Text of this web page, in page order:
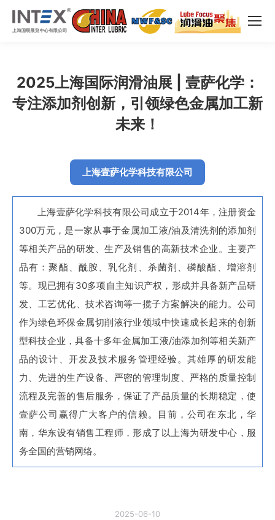
2025上海国际润滑油展 | 壹萨化学：
专注添加剂创新，引领绿色金属加工新
未来！
上海壹萨化学科技有限公司
上海壹萨化学科技有限公司成立于2014年，注册资金
300万元，是一家从事于金属加工液/油及清洗剂的添加剂
等相关产品的研发、生产及销售的高新技术企业。主要产
品有：聚酯、酰胺、乳化剂、杀菌剂、磷酸酯、增溶剂
等。现已拥有30多项自主知识产权，形成并具备新产品研
发、工艺优化、技术咨询等一揽子方案解决的能力。公司
作为绿色环保金属切削液行业领域中快速成长起来的创新
型科技企业，具备十多年金属加工液/油添加剂等相关新产
品的设计、开发及技术服务管理经验。其雄厚的研发能
力、先进的生产设备、严密的管理制度、严格的质量控制
流程及完善的售后服务，保证了产品质量的长期稳定，使
壹萨公司赢得广大客户的信赖。目前，公司在东北，华
南，华东设有销售工程师，形成了以上海为研发中心，服
务全国的营销网络。
2025-06-10